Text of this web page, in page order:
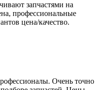
запчастями на
профессиональные
цена/качество.
Очень точно